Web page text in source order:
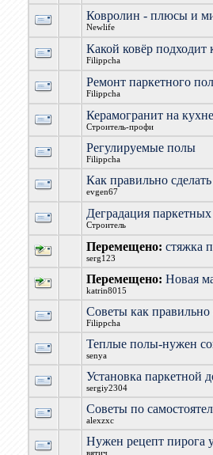
Ковролин - плюсы и
Newlife
Какой ковёр подходит
Filippcha
Ремонт паркетного
Filippcha
Керамогранит на кухне
Строитель-профи
Регулируемые полы
Filippcha
Как правильно
evgen67
Деградация
Строитель
Перемещено: стяжка
serg123
Перемещено: Новая
katrin8015
Советы как
Filippcha
Теплые полы-нужен
senya
Установка паркетной
sergiy2304
Советы по
alexzxc
Нужен рецепт пирога
вятич